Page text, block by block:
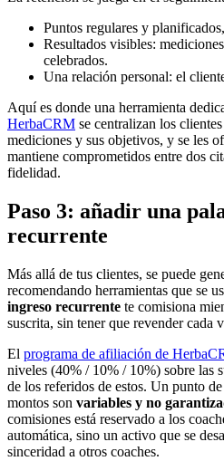
Puntos regulares y
Resultados visibles:
celebrados.
Una relación personal: el
Aquí es donde una herramienta
HerbaCRM se centralizan los
mediciones y sus objetivos, y se les
mantiene comprometidos entre dos
fidelidad.
Paso 3: añadir una
recurrente
Más allá de tus clientes, se puede
recomendando herramientas que se
ingreso recurrente te comisiona
suscrita, sin tener que revender cada
El programa de afiliación de
niveles (40% / 10% / 10%) sobre las
de los referidos de estos. Un punto
montos son variables y no
comisiones está reservado a los
automática, sino un activo que se
sinceridad a otros coaches.